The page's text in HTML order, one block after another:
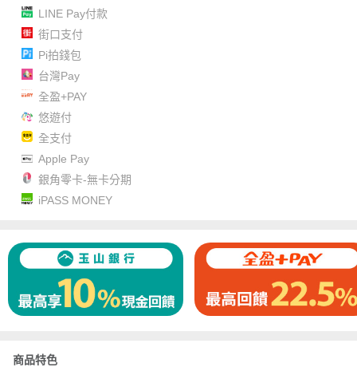
LINE Pay付款
街口支付
Pi拍錢包
台灣Pay
全盈+PAY
悠遊付
全支付
Apple Pay
銀角零卡-無卡分期
iPASS MONEY
商品特色